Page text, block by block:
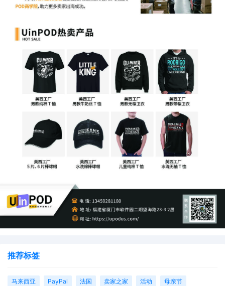
推荐标签
马来西亚 PayPal 法国 卖家之家 活动 母亲节